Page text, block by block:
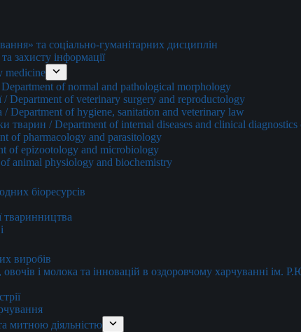
та соціально-гуманітарних дисциплін
захисту інформації
medicine
of normal and pathological morphology
/ Department of veterinary surgery and reproductology
/ Department of hygiene, sanitation and veterinary law
тварин / Department of internal diseases and clinical
of pharmacology and parasitology
of epizootology and microbiology
of animal physiology and biochemistry
біоресурсів
тваринництва
виробів
і молока та інновацій в оздоровчому харчуванні ім.
митною діяльністю